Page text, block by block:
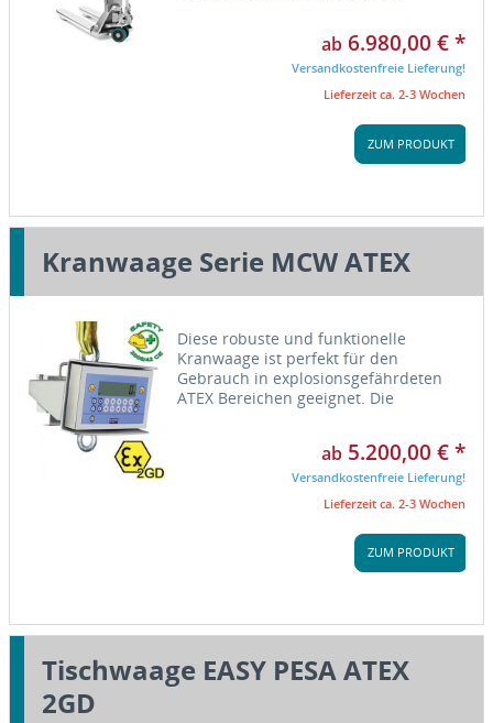
den "M" geeichten Versionen -...
ab 6.980,00 € *
Versandkostenfreie Lieferung!
Lieferzeit ca. 2-3 Wochen
ZUM PRODUKT
Kranwaage Serie MCW ATEX
Diese robuste und funktionelle
Kranwaage ist perfekt für den
Gebrauch in explosionsgefährdeten
ATEX Bereichen geeignet. Die
22 mit Schutzart gemäß Ex II 2GD IIC
ab 5.200,00 € *
Versandkostenfreie Lieferung!
Lieferzeit ca. 2-3 Wochen
ZUM PRODUKT
Tischwaage EASY PESA ATEX
2GD